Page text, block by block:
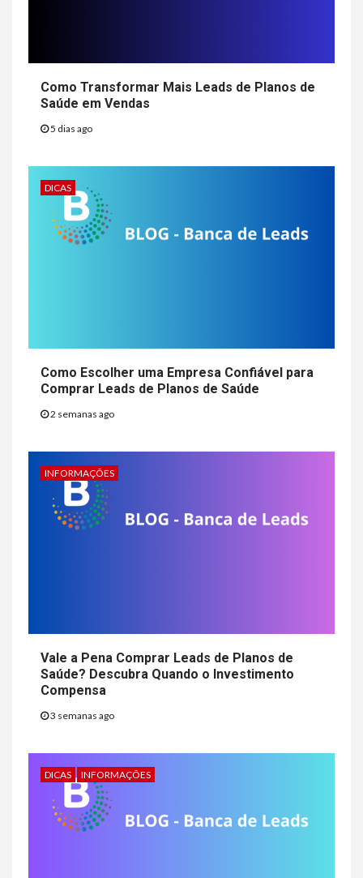
Como Transformar Mais Leads de Planos de
Saúde em Vendas
5 dias ago
DICAS
Como Escolher uma Empresa Confiável para
Comprar Leads de Planos de Saúde
2 semanas ago
INFORMAÇÕES
Vale a Pena Comprar Leads de Planos de
Saúde? Descubra Quando o Investimento
Compensa
3 semanas ago
DICAS INFORMAÇÕES